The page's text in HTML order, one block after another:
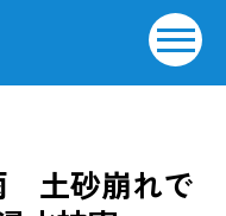
土砂崩れで